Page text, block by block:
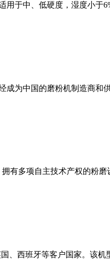
于中、低硬度，湿度小
为中国的磨粉机制造商
有多项自主技术产权的粉
、西班牙等客户国家。该